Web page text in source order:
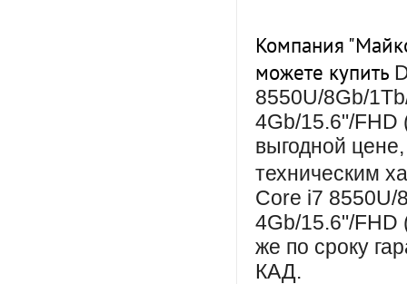
Компания
можете купить
8550U/8Gb/
4Gb/15.6"/FHD
выгодной
техническим
Core i7 8550U/
4Gb/15.6"/FHD
же по сроку
КАД.